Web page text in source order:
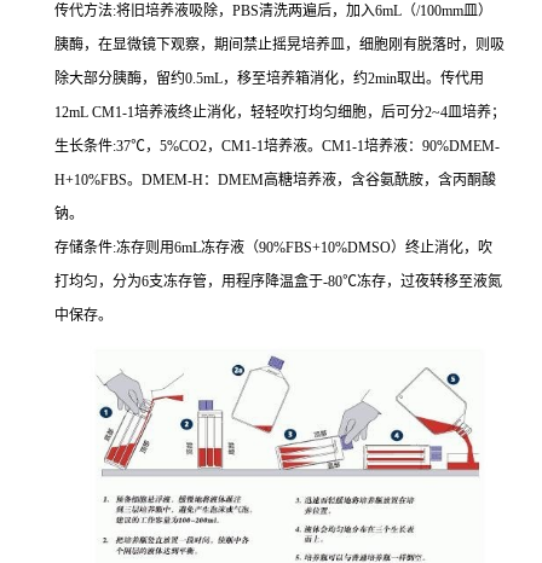
传代方法:将旧培养液吸除， PBS清洗两遍后，加入6mL （/100mm皿）
胰酶，在显微镜下观察，期间禁止摇晃培养皿，细胞刚有脱落时，则吸
除大部分胰酶，留约0.5mL，移至培养箱消化，约2min取出。传代用
12mL CM1-1培养液终止消化，轻轻吹打均匀细胞，后可分2~4皿培养；
生长条件:37℃， 5%CO2， CM1-1培养液。 CM1-1培养液： 90%DMEM-
H+10%FBS。 DMEM-H： DMEM高糖培养液，含谷氨酰胺，含丙酮酸
钠。
存储条件:冻存则用6mL冻存液（90%FBS+10%DMSO）终止消化，吹
打均匀，分为6支冻存管，用程序降温盒于-80℃冻存，过夜转移至液氮
中保存。